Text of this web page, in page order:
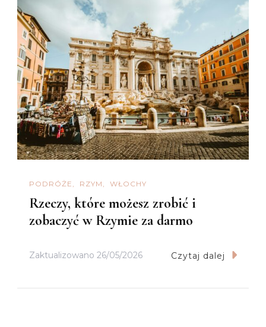
PODRÓŻE RZYM WŁOCHY
Rzeczy, które możesz zrobić i
zobaczyć w Rzymie za darmo
Zaktualizowano 26/05/2026 Czytaj dalej